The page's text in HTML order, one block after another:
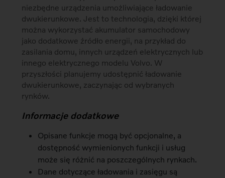
niezbędne urządzenia umożliwiające ładowanie
dwukierunkowe. Jest to technologia, dzięki której
można wykorzystać akumulator samochodowy
jako dodatkowe źródło energii, na przykład do
zasilania domu, innych urządzeń elektrycznych lub
innego elektrycznego modelu Volvo. W
przyszłości planujemy udostępnić ładowanie
dwukierunkowe, zaczynając od wybranych
rynków.
Informacje dodatkowe
Opisane funkcje mogą być opcjonalne, a
dostępność wymienionych funkcji i usług
może się różnić na poszczególnych rynkach.
Dane dotyczące ładowania i zasięgu są